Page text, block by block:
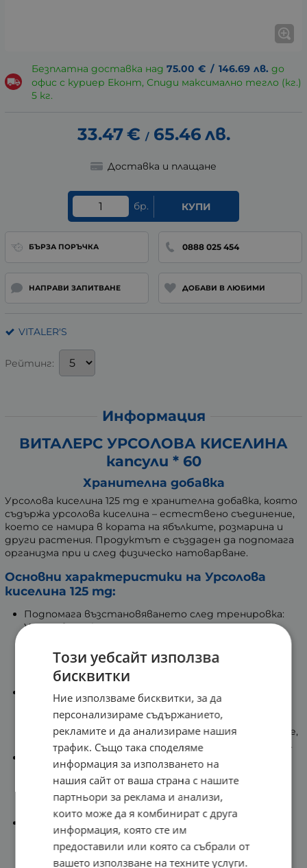
Безплатна доставка над 75.00 € / 146.69 лв. до
офис с куриер Еконт, Спиди максимално тегло (кг.)
5 кг.
33.47€ / 65.46 лв.
Доставка и плащане
бр. КУПИ
БЪРЗА ПОРЪЧКА 0888 025 454
НАПРАВИ ЗАПИТВАНЕ ДОБАВИ В ЛЮБИМИ
VITALER'S
Рейтинг:
Информация
ВИТАЛЕРС УРСОЛОВА КИСЕЛИНА
капсули * 60
Хранителна добавка
Урсолова киселина 125 mg е хранителна добавка, която
съдържа урсолова киселина – естествено съединение,
което се намира в кората на ябълките, розмарина и
други растения. Продуктът е създаден да подпомага
организма при и след физическо натоварване.
Основни характеристики на Урсолова
киселина 125 mg:
Подпомага възстановяването след тренировка:
Урсоловата киселина допринася за нормалното
натоварване. Подпомага естествените
възстановителни процеси в тялото, което е
важно за подготовката за следваща тренировка.
Подкрепа за мускулната кондиция: Продуктът е
подходящ за хора, които целят поддържането на
добра мускулна кондиция. Урсоловата киселина
допринася за нормалното състояние на мускулите,
особено при редовни и интензивни натоварвания.
Подпомага метаболизма: Урсоловата киселина
съдейства за нормалното протичане на
метаболизма на макронутриентите (мазнини,
въглехидрати, протеини) и допринася за
енергийния баланс в тялото.
Антиоксидантни свойства: Като естествен
антиоксидант, урсоловата киселина допринася за
защитата на клетките от оксидативен стрес,
който може да се засили по време на интензивна
Този уебсайт използва
бисквитки
Ние използваме бисквитки, за да
персонализираме съдържанието,
рекламите и да анализираме нашия
трафик. Също така споделяме
информация за използването на
нашия сайт от ваша страна с нашите
партньори за реклама и анализи,
които може да я комбинират с друга
информация, която сте им
предоставили или която са събрали от
вашето използване на техните услуги.